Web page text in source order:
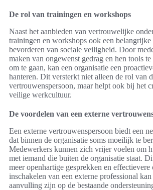
De rol van trainingen en workshops
Naast het aanbieden van vertrouwelijke
trainingen en workshops ook een
bevorderen van sociale veiligheid. Door
maken van ongewenst gedrag en hen tools
om te gaan, kan een organisatie een
hanteren. Dit versterkt niet alleen de rol van
vertrouwenspersoon, maar helpt ook bij het
veilige werkcultuur.
De voordelen van een externe
Een externe vertrouwenspersoon biedt een
dat binnen de organisatie soms moeilijk te
Medewerkers kunnen zich vrijer voelen om
met iemand die buiten de organisatie staat.
meer openhartige gesprekken en
inschakelen van een externe professional
aanvulling zijn op de bestaande